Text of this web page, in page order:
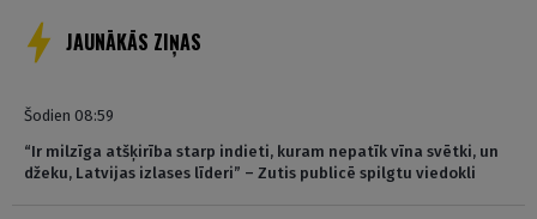
JAUNĀKĀS ZIŅAS
Šodien 08:59
“Ir milzīga atšķirība starp indieti, kuram nepatīk vīna svētki, un
džeku, Latvijas izlases līderi” – Zutis publicē spilgtu viedokli